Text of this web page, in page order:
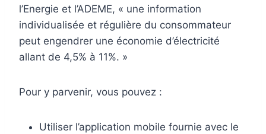
l’Energie et l’ADEME, « une information
individualisée et régulière du consommateur
peut engendrer une économie d’électricité
allant de 4,5% à 11%. »
Pour y parvenir, vous pouvez :
Utiliser l’application mobile fournie avec le